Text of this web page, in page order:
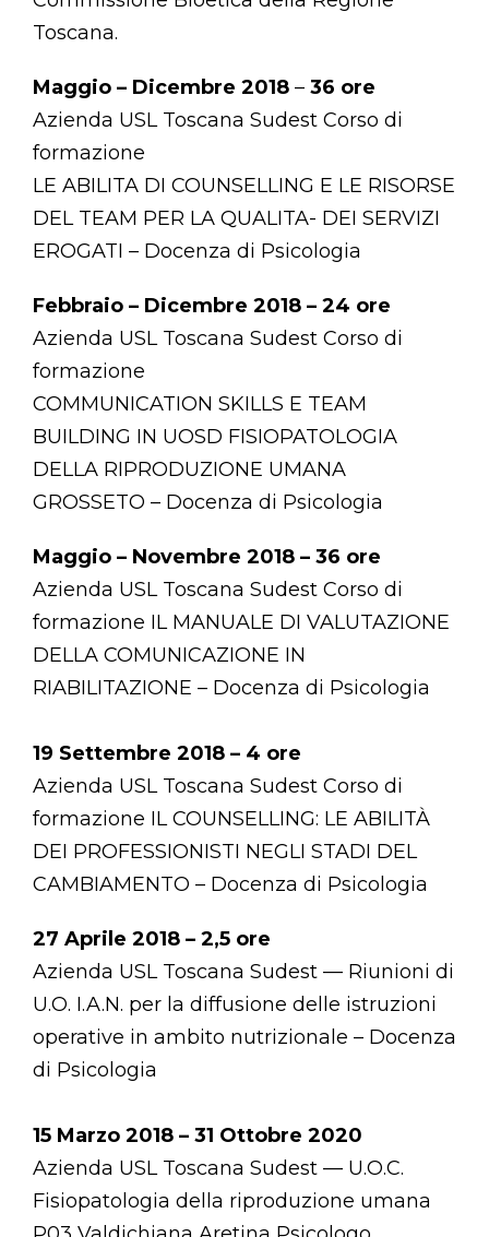
Toscana.
Maggio – Dicembre 2018 – 36 ore
Azienda USL Toscana Sudest Corso di
formazione
LE ABILITA DI COUNSELLING E LE RISORSE
DEL TEAM PER LA QUALITA- DEI SERVIZI
EROGATI – Docenza di Psicologia
Febbraio – Dicembre 2018 – 24 ore
Azienda USL Toscana Sudest Corso di
formazione
COMMUNICATION SKILLS E TEAM
BUILDING IN UOSD FISIOPATOLOGIA
DELLA RIPRODUZIONE UMANA
GROSSETO – Docenza di Psicologia
Maggio – Novembre 2018 – 36 ore
Azienda USL Toscana Sudest Corso di
formazione IL MANUALE DI VALUTAZIONE
DELLA COMUNICAZIONE IN
RIABILITAZIONE – Docenza di Psicologia
19 Settembre 2018 – 4 ore
Azienda USL Toscana Sudest Corso di
formazione IL COUNSELLING: LE ABILITÀ
DEI PROFESSIONISTI NEGLI STADI DEL
CAMBIAMENTO – Docenza di Psicologia
27 Aprile 2018 – 2,5 ore
Azienda USL Toscana Sudest — Riunioni di
U.O. I.A.N. per la diffusione delle istruzioni
operative in ambito nutrizionale – Docenza
di Psicologia
15 Marzo 2018 – 31 Ottobre 2020
Azienda USL Toscana Sudest — U.O.C.
Fisiopatologia della riproduzione umana